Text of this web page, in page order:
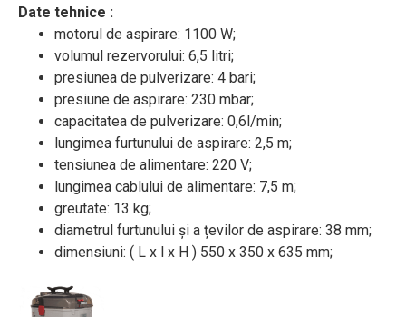
Date tehnice :
motorul de aspirare: 1100 W;
volumul rezervorului: 6,5 litri;
presiunea de pulverizare: 4 bari;
presiune de aspirare: 230 mbar;
capacitatea de pulverizare: 0,6l/min;
lungimea furtunului de aspirare: 2,5 m;
tensiunea de alimentare: 220 V;
lungimea cablului de alimentare: 7,5 m;
greutate: 13 kg;
diametrul furtunului și a țevilor de aspirare: 38 mm;
dimensiuni: ( L x l x H ) 550 x 350 x 635 mm;